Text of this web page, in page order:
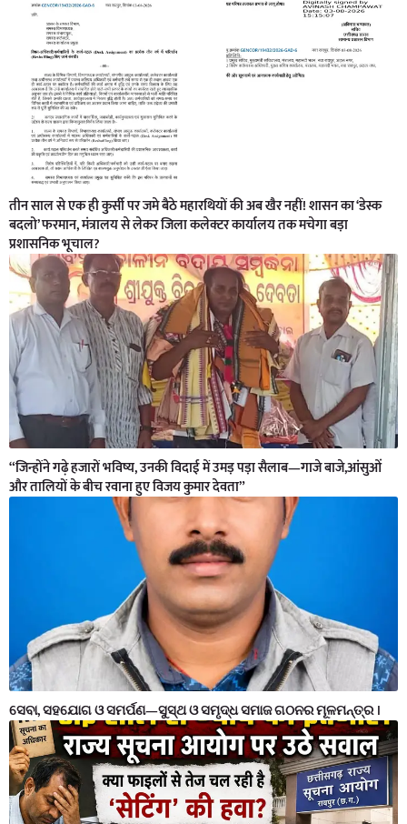
तीन साल से एक ही कुर्सी पर जमे बैठे महारथियों की अब खैर नहीं! शासन का ‘डेस्क
बदलो’ फरमान, मंत्रालय से लेकर जिला कलेक्टर कार्यालय तक मचेगा बड़ा
प्रशासनिक भूचाल?
“जिन्होंने गढ़े हजारों भविष्य, उनकी विदाई में उमड़ पड़ा सैलाब—गाजे बाजे,आंसुओं
और तालियों के बीच रवाना हुए विजय कुमार देवता”
ସେବା, ସହଯୋଗ ଓ ସମର୍ପଣ—ସୁସ୍ଥ ଓ ସମୃଦ୍ଧ ସମାଜ ଗଠନର ମୂଳମନ୍ତ୍ର ।